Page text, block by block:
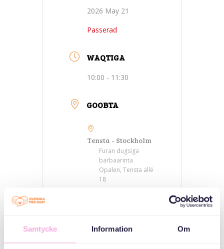
Samtycke Information Om
2026 May 21
Passerad
WAQTIGA
10:00 - 11:30
GOOBTA
Tensta - Stockholm
Furan dugsiga
barbaarinta
Opalen, Tensta allé
18